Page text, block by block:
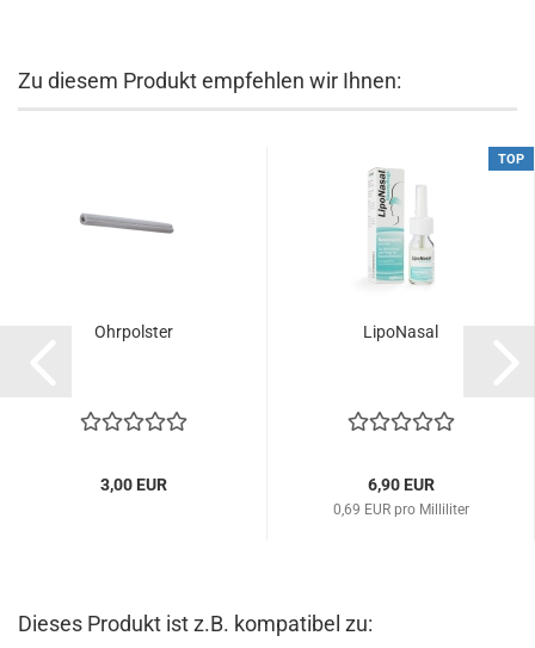
Zu diesem Produkt empfehlen wir Ihnen:
Ohrpolster
3,00 EUR
TOP
LipoNasal
6,90 EUR
0,69 EUR pro Milliliter
Dieses Produkt ist z.B. kompatibel zu: